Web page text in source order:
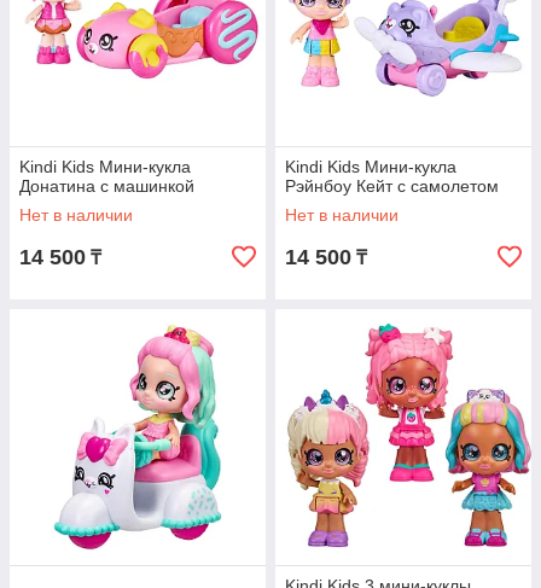
Kindi Kids Мини-кукла
Донатина с машинкой
Нет в наличии
14 500 ₸
Kindi Kids Мини-кукла
Рэйнбоу Кейт с самолетом
Нет в наличии
14 500 ₸